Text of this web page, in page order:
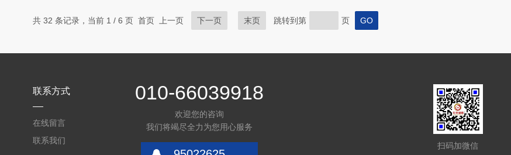
共 32 条记录，当前 1 / 6 页 首页 上一页 下一页 末页 跳转到第 页
联系方式
在线留言
联系我们
010-66039918
欢迎您的咨询
我们将竭尽全力为您用心服务
扫码加微信